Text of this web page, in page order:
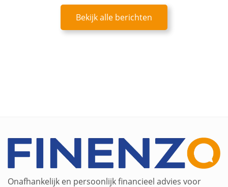
Bekijk alle berichten
Onafhankelijk en persoonlijk financieel advies voor